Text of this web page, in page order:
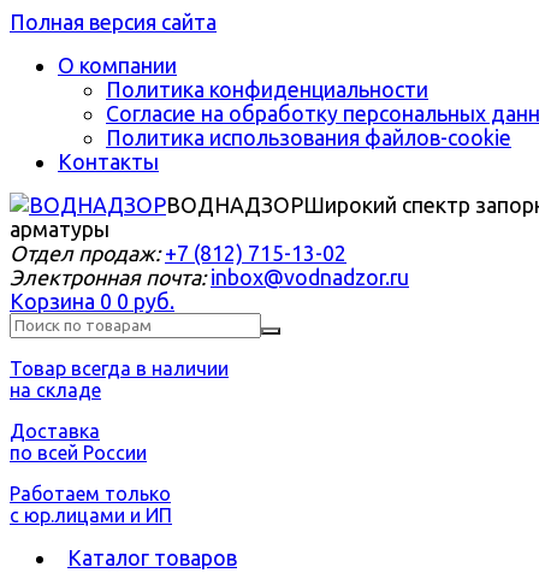
Полная версия сайта
О компании
Политика конфиденциальности
Согласие на обработку персональных
Политика использования файлов-cookie
Контакты
ВОДНАДЗОРШирокий спектр
арматуры
Отдел продаж: +7 (812) 715-13-02
Электронная почта: inbox@vodnadzor.ru
Корзина 0 0 руб.
Товар всегда в наличии
на складе
Доставка
по всей России
Работаем только
с юр.лицами и ИП
Каталог товаров